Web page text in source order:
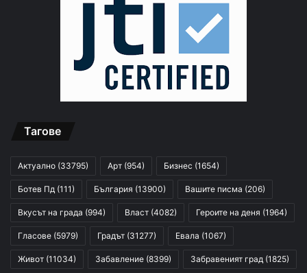
Тагове
Актуално (33795) Арт (954) Бизнес (1654)
Ботев Пд (111) България (13900) Вашите писма (206)
Вкусът на града (994) Власт (4082) Героите на деня (1964)
Гласове (5979) Градът (31277) Евала (1067)
Живот (11034) Забавление (8399) Забравеният град (1825)